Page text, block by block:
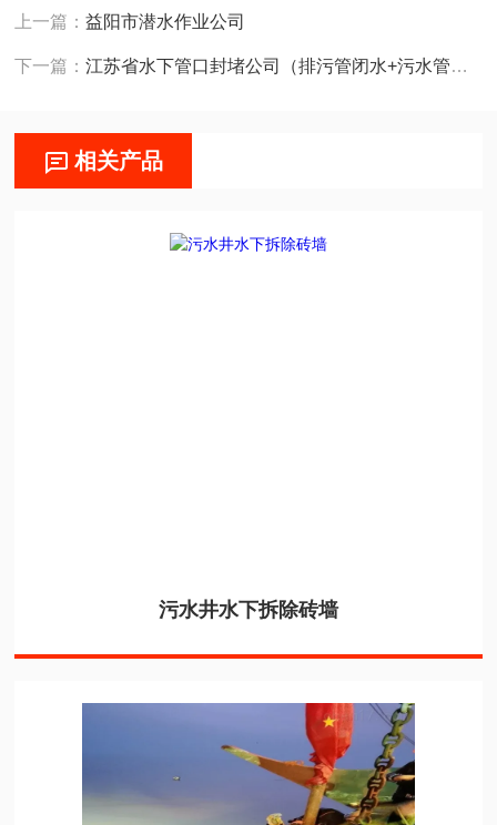
上一篇：益阳市潜水作业公司
下一篇：江苏省水下管口封堵公司（排污管闭水+污水管封堵）
相关产品
污水井水下拆除砖墙